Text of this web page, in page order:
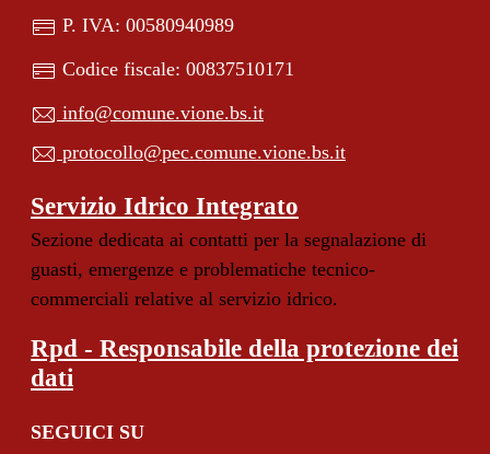
P. IVA: 00580940989
Codice fiscale: 00837510171
info@comune.vione.bs.it
protocollo@pec.comune.vione.bs.it
Servizio Idrico Integrato
Sezione dedicata ai contatti per la segnalazione di
guasti, emergenze e problematiche tecnico-
commerciali relative al servizio idrico.
Rpd - Responsabile della protezione dei
dati
SEGUICI SU